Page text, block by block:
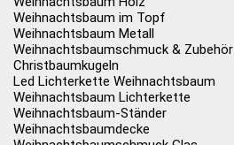
Weihnachtsbaum im Topf
Weihnachtsbaum Metall
Weihnachtsbaumschmuck & Zubehör
Christbaumkugeln
Led Lichterkette Weihnachtsbaum
Weihnachtsbaum Lichterkette
Weihnachtsbaum-Ständer
Weihnachtsbaumdecke